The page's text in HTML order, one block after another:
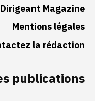
Magazine
Mentions légales
la rédaction
publications